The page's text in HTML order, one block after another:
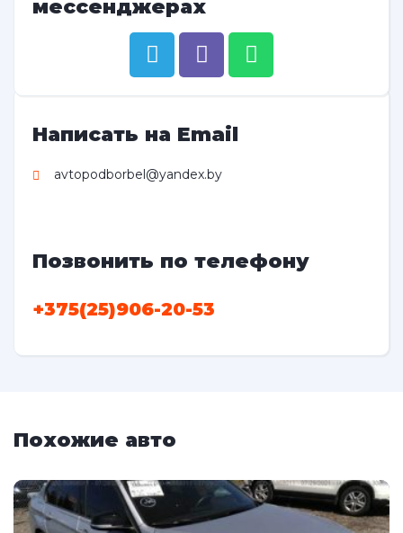
мессенджерах
Написать на Email
avtopodborbel@yandex.by
Позвонить по телефону
+375(25)906-20-53
Похожие авто